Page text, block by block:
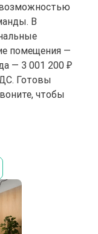
В
помещения —
— 3 001 200 ₽
Готовы
чтобы